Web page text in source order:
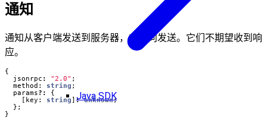
Java SDK
通知
通知从客户端发送到服务器，或反向发送。它们不期望收到响
应。
{
jsonrpc : "2.0" ;
method : string ;
params?:
{
key : string : unknown;
};
}